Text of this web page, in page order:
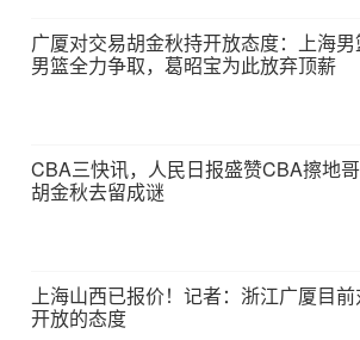
广厦对交易胡金秋持开放态度：上海
男篮全力争取，葛昭宝为此放弃顶薪
CBA三快讯，人民日报盛赞CBA擦地
胡金秋去留成谜
上海山西已报价！记者：浙江广厦目
开放的态度